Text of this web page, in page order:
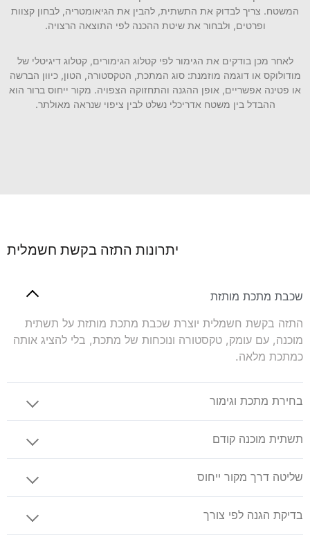
המשטח. צריך לבדוק את התשתית, להבין את הגיאומטריה, לבחון קצוות
ופרטים, ולבחור את שיטת ההכנה לפי התוצאה הרצויה.
לאחר מכן בודקים את הגימור לפי קטלוג הגימורים, קטלוג דיגיטלי של
מודולוקס או דוגמה מוזמנת: סוג המתכת, הטקסטורה, הטון, כיוון הברשה
או פטינה אפשריים, אופן ההגנה והתחזוקה הצפויה. מקור ייחוס ברור הוא
ההבדל בין משטח אדריכלי נשלט לבין ציפוי שנראה מאולתר.
יתרונות התזה בקשת חשמלית
שכבת מתכת מותזת
התזה בקשת חשמלית יוצרת שכבת מתכת מותזת על תשתית
מוכנה, עם עומק, טקסטורה ונוכחות של מתכת, בלי להציג אותה
כמתכת מלאה.
בחירת מתכת וגימור
תשתית מוכנה קודם
שליטה דרך מקור ייחוס
בדיקת הגנה לפי צורך